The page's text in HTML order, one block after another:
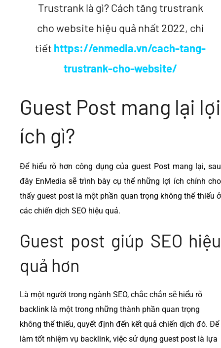
Trustrank là gì? Cách tăng trustrank
cho website hiệu quả nhất 2022, chi
tiết https://enmedia.vn/cach-tang-
trustrank-cho-website/
Guest Post mang lại lợi
ích gì?
Để hiểu rõ hơn công dụng của guest Post mang lại, sau
đây EnMedia sẽ trình bày cụ thể những lợi ích chính cho
thấy guest post là một phần quan trọng không thể thiếu ở
các chiến dịch SEO hiệu quả.
Guest post giúp SEO hiệu
quả hơn
Là một người trong ngành SEO, chắc chắn sẽ hiểu rõ
backlink là một trong những thành phần quan trọng
không thể thiếu, quyết định đến kết quả chiến dịch đó. Để
làm tốt nhiệm vụ backlink, việc sử dụng guest post là lựa